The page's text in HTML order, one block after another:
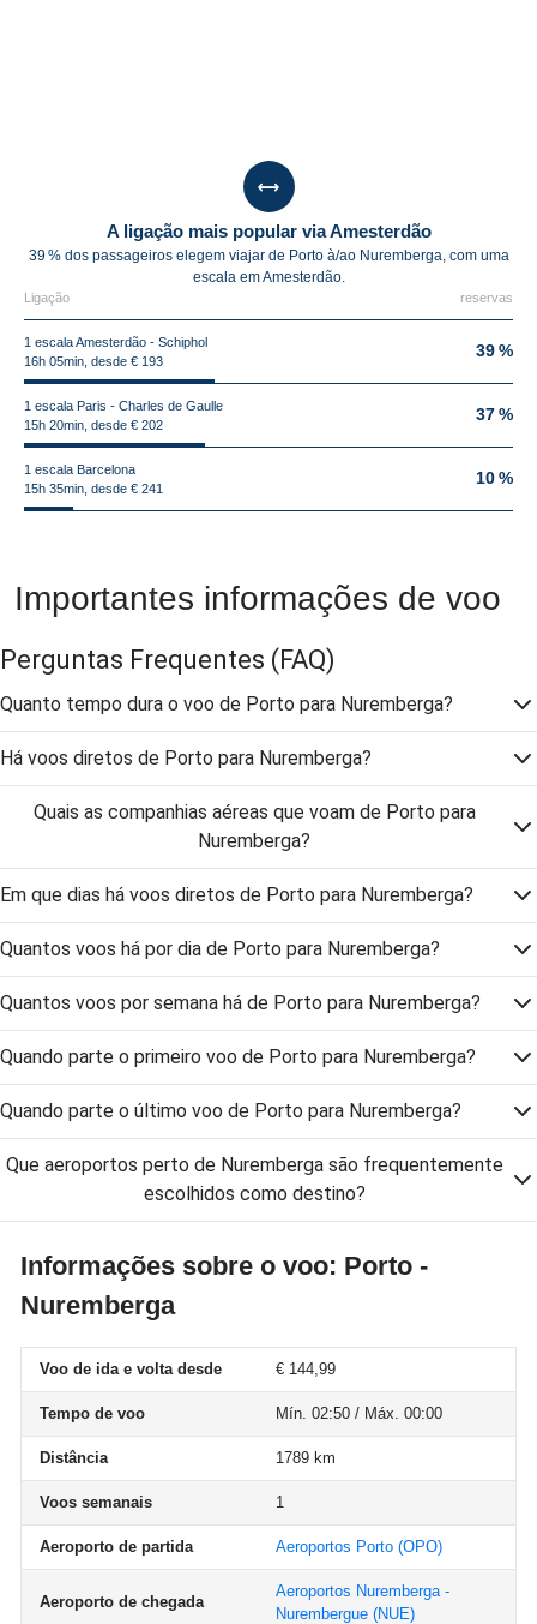
A ligação mais popular via Amesterdão
39 % dos passageiros elegem viajar de Porto à/ao Nuremberga, com uma
escala em Amesterdão.
Ligação reservas
1 escala Amesterdão - Schiphol
16h 05min, desde € 193
39 %
1 escala Paris - Charles de Gaulle
15h 20min, desde € 202
37 %
1 escala Barcelona
15h 35min, desde € 241
10 %
Importantes informações de voo
Perguntas Frequentes (FAQ)
Quanto tempo dura o voo de Porto para Nuremberga?
Há voos diretos de Porto para Nuremberga?
Quais as companhias aéreas que voam de Porto para
Nuremberga?
Em que dias há voos diretos de Porto para Nuremberga?
Quantos voos há por dia de Porto para Nuremberga?
Quantos voos por semana há de Porto para Nuremberga?
Quando parte o primeiro voo de Porto para Nuremberga?
Quando parte o último voo de Porto para Nuremberga?
Que aeroportos perto de Nuremberga são frequentemente
escolhidos como destino?
Informações sobre o voo: Porto -
Nuremberga
Voo de ida e volta desde € 144,99
Tempo de voo Mín. 02:50 / Máx. 00:00
Distância 1789 km
Voos semanais 1
Aeroporto de partida Aeroportos Porto (OPO)
Aeroporto de chegada
Aeroportos Nuremberga -
Nurembergue (NUE)